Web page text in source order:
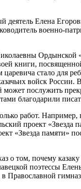
Елена
военно-
книги,
стало для
войск
послужить
благодарили
работ.
проект «Звезда
«Звезда памяти»
о том, почему
поэтессы
Православной